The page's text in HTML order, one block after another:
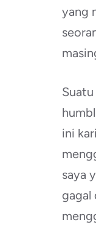
yang
ini
saya
gagal